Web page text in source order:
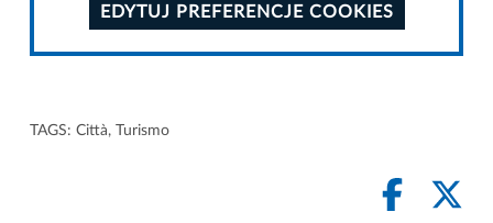
EDYTUJ PREFERENCJE COOKIES
TAGS: Città, Turismo